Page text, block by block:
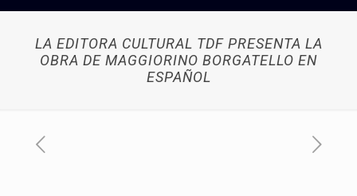
LA EDITORA CULTURAL TDF PRESENTA LA
OBRA DE MAGGIORINO BORGATELLO EN
ESPAÑOL